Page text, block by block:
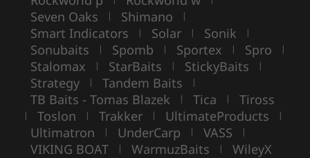
Seven Oaks | Shimano |
Smart Indicators | Solar | Sonik |
Sonubaits | Spomb | Sportex | Spro |
Stalomax | StarBaits | StickyBaits |
Strategy | Tandem Baits |
TB Baits - Tomas Blazek | Tica | Tiross
| Toslon | Trakker | UltimateProducts |
Ultimatron | UnderCarp | VASS |
VIKING BOAT | WarmuzBaits | WileyX